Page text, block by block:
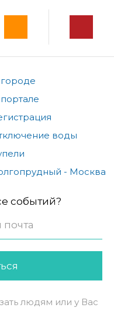
воды
- Москва
событий?
людям или у Вас